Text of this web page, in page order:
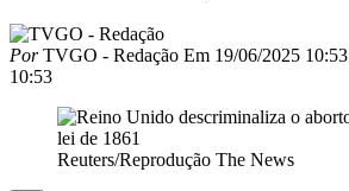
PorTVGO - Redação Em 19/06/2025 10:53
10:53
Reuters/Reprodução The News